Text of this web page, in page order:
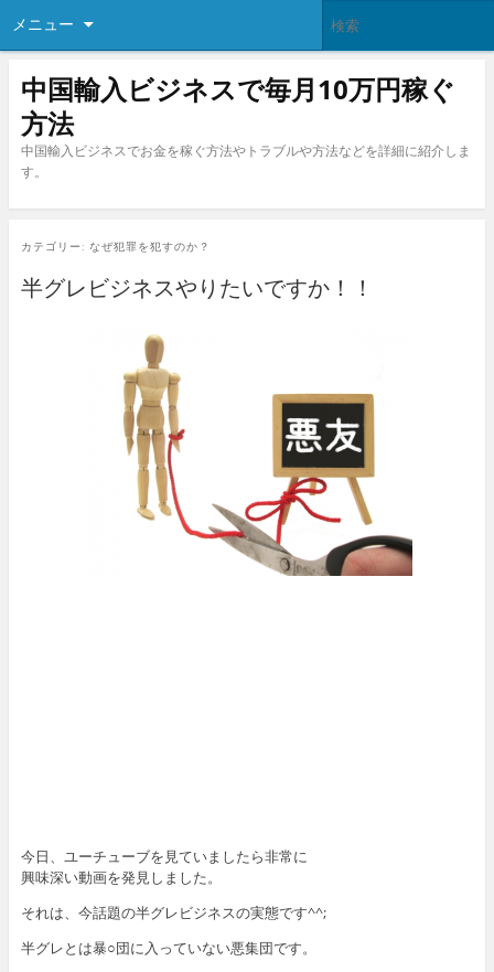
メニュー
中国輸入ビジネスで毎月10万円稼ぐ
方法
中国輸入ビジネスでお金を稼ぐ方法やトラブルや方法などを詳細に紹介しま
す。
カテゴリー: なぜ犯罪を犯すのか？
半グレビジネスやりたいですか！！
今日、ユーチューブを見ていましたら非常に
興味深い動画を発見しました。
それは、今話題の半グレビジネスの実態です^^;
半グレとは暴○団に入っていない悪集団です。